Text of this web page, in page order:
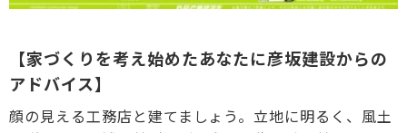
【家づくりを考え始めたあなたに彦坂建設からの
アドバイス】
顔の見える工務店と建てましょう。立地に明るく、風土